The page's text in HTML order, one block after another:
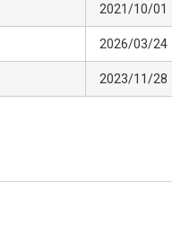
2021/10/01
2026/03/24
2023/11/28